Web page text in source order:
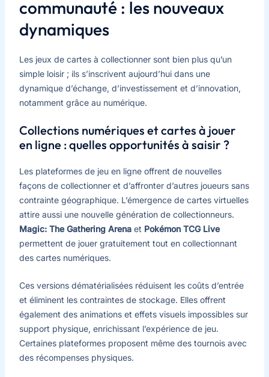
communauté : les nouveaux
dynamiques
Les jeux de cartes à collectionner sont bien plus qu’un
simple loisir ; ils s’inscrivent aujourd’hui dans une
dynamique d’échange, d’investissement et d’innovation,
notamment grâce au numérique.
Collections numériques et cartes à jouer
en ligne : quelles opportunités à saisir ?
Les plateformes de jeu en ligne offrent de nouvelles
façons de collectionner et d’affronter d’autres joueurs sans
contrainte géographique. L’émergence de cartes virtuelles
attire aussi une nouvelle génération de collectionneurs.
Magic: The Gathering Arenaet Pokémon TCG Live
permettent de jouer gratuitement tout en collectionnant
des cartes numériques.
Ces versions dématérialisées réduisent les coûts d’entrée
et éliminent les contraintes de stockage. Elles offrent
également des animations et effets visuels impossibles sur
support physique, enrichissant l’expérience de jeu.
Certaines plateformes proposent même des tournois avec
des récompenses physiques.